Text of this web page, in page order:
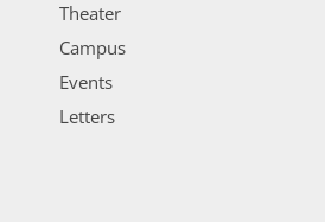
Theater
Campus
Events
Letters